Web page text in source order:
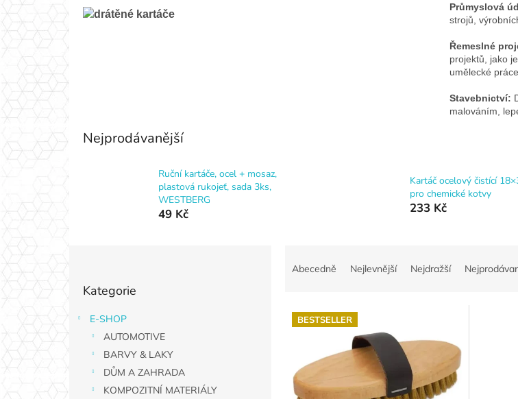
Průmyslová
strojů,
Řemeslné
projektů, jako
umělecké práce.
Stavebnictví:
malováním,
Nejprodávanější
Ruční kartáče, ocel + mosaz,
plastová rukojeť, sada 3ks,
WESTBERG
49 Kč
Kartáč ocelový čistící
pro chemické kotvy
233 Kč
s
t
a
kategorie
Kategorie
E-SHOP
AUTOMOTIVE
BARVY & LAKY
DŮM A ZAHRADA
KOMPOZITNÍ MATERIÁLY
Abecedně Nejlevnější Nejdražší
V BESTSELLER